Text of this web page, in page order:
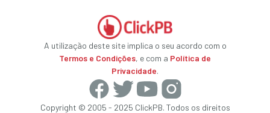
A utilização deste site implica o seu acordo com o
Termos e Condições, e com a Política de
Privacidade.
Copyright © 2005 - 2025 ClickPB. Todos os direitos